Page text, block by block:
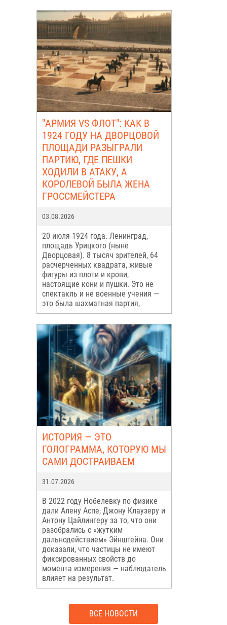
"АРМИЯ VS ФЛОТ": КАК В
1924 ГОДУ НА ДВОРЦОВОЙ
ПЛОЩАДИ РАЗЫГРАЛИ
ПАРТИЮ, ГДЕ ПЕШКИ
ХОДИЛИ В АТАКУ, А
КОРОЛЕВОЙ БЫЛА ЖЕНА
ГРОССМЕЙСТЕРА
03.08.2026
20 июля 1924 года. Ленинград,
площадь Урицкого (ныне
Дворцовая). 8 тысяч зрителей, 64
расчерченных квадрата, живые
фигуры из плоти и крови,
настоящие кони и пушки. Это не
спектакль и не военные учения —
это была шахматная партия,
ИСТОРИЯ — ЭТО
ГОЛОГРАММА, КОТОРУЮ МЫ
САМИ ДОСТРАИВАЕМ
31.07.2026
В 2022 году Нобелевку по физике
дали Алену Аспе, Джону Клаузеру и
Антону Цайлингеру за то, что они
разобрались с «жутким
дальнодействием» Эйнштейна. Они
доказали, что частицы не имеют
фиксированных свойств до
момента измерения — наблюдатель
влияет на результат.
ВСЕ НОВОСТИ